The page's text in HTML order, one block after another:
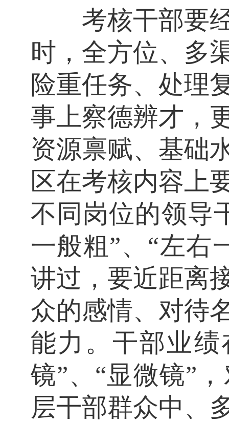
考核干部要经
时，全方位、多
险重任务、处理
事上察德辨才，
资源禀赋、基础
区在考核内容上
不同岗位的领导
一般粗”、“左右
讲过，要近距离
众的感情、对待
能力。干部业
镜”、“显微镜”
层干部群众中、